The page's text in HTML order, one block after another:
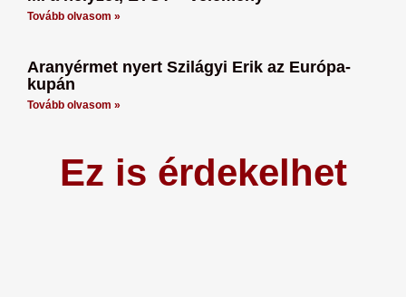
Tovább olvasom »
Aranyérmet nyert Szilágyi Erik az Európa-
kupán
Tovább olvasom »
Ez is érdekelhet